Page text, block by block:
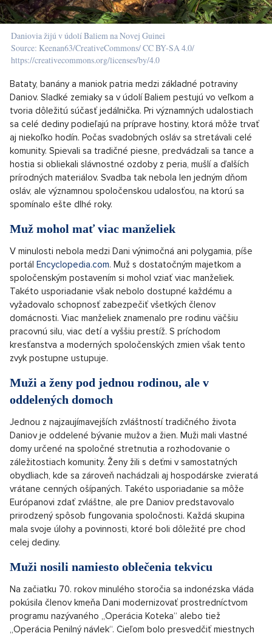
Daniovia žijú v údolí Baliem na Novej Guinei
Source: Keenan63/CreativeCommons/ CC BY-SA 4.0/
https://creativecommons.org/licenses/by/4.0
Bataty, banány a maniok patria medzi základné potraviny
Daniov. Sladké zemiaky sa v údolí Baliem pestujú vo veľkom a
tvoria dôležitú súčasť jedálnička. Pri významných udalostiach
sa celé dediny podieľajú na príprave hostiny, ktorá môže trvať
aj niekoľko hodín. Počas svadobných osláv sa stretávali celé
komunity. Spievali sa tradičné piesne, predvádzali sa tance a
hostia si obliekali slávnostné ozdoby z peria, mušlí a ďalších
prírodných materiálov. Svadba tak nebola len jedným dňom
osláv, ale významnou spoločenskou udalosťou, na ktorú sa
spomínalo ešte dlhé roky.
Muž mohol mať viac manželiek
V minulosti nebola medzi Dani výnimočná ani polygamia, píše
portál Encyclopedia.com. Muž s dostatočným majetkom a
spoločenským postavením si mohol vziať viac manželiek.
Takéto usporiadanie však nebolo dostupné každému a
vyžadovalo schopnosť zabezpečiť všetkých členov
domácnosti. Viac manželiek znamenalo pre rodinu väčšiu
pracovnú silu, viac detí a vyššiu prestíž. S príchodom
kresťanstva a moderných spoločenských zmien však tento
zvyk postupne ustupuje.
Muži a ženy pod jednou rodinou, ale v
oddelených domoch
Jednou z najzaujímavejších zvláštností tradičného života
Daniov je oddelené bývanie mužov a žien. Muži mali vlastné
domy určené na spoločné stretnutia a rozhodovanie o
záležitostiach komunity. Ženy žili s deťmi v samostatných
obydliach, kde sa zároveň nachádzali aj hospodárske zvieratá
vrátane cenných ošípaných. Takéto usporiadanie sa môže
Európanovi zdať zvláštne, ale pre Daniov predstavovalo
prirodzený spôsob fungovania spoločnosti. Každá skupina
mala svoje úlohy a povinnosti, ktoré boli dôležité pre chod
celej dediny.
Muži nosili namiesto oblečenia tekvicu
Na začiatku 70. rokov minulého storočia sa indonézska vláda
pokúsila členov kmeňa Dani modernizovať prostredníctvom
programu nazývaného „Operácia Koteka“ alebo tiež
„Operácia Penilný návlek“. Cieľom bolo presvedčiť miestnych